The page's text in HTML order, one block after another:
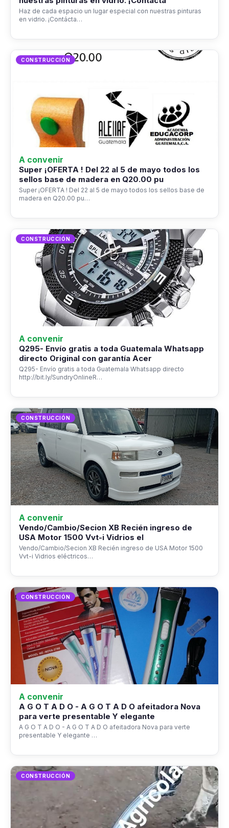
Haz de cada espacio un lugar especial con nuestras pinturas
en vidrio. ¡Contácta…
CONSTRUCCIÓN
A convenir
Super ¡OFERTA ! Del 22 al 5 de mayo todos los
sellos base de madera en Q20.00 pu
Super ¡OFERTA ! Del 22 al 5 de mayo todos los sellos base de
madera en Q20.00 pu…
CONSTRUCCIÓN
A convenir
Q295- Envío gratis a toda Guatemala Whatsapp
directo Original con garantía Acer
Q295- Envío gratis a toda Guatemala Whatsapp directo
http://bit.ly/SundryOnlineR…
CONSTRUCCIÓN
A convenir
Vendo/Cambio/Secion XB Recién ingreso de
USA Motor 1500 Vvt-i Vidrios el
Vendo/Cambio/Secion XB Recién ingreso de USA Motor 1500
Vvt-i Vidrios eléctricos…
CONSTRUCCIÓN
A convenir
A G O T A D O - A G O T A D O afeitadora Nova
para verte presentable Y elegante
A G O T A D O - A G O T A D O afeitadora Nova para verte
presentable Y elegante …
CONSTRUCCIÓN